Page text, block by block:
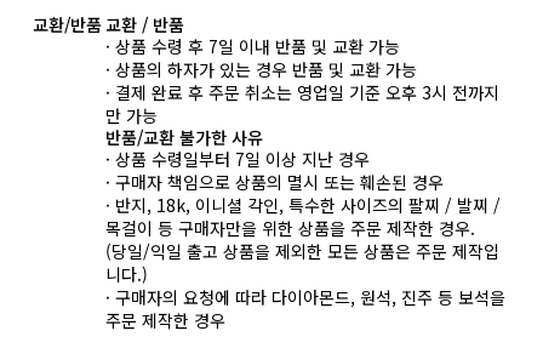
교환/반품 교환 / 반품
· 상품 수령 후 7일 이내 반품 및 교환 가능
· 상품의 하자가 있는 경우 반품 및 교환 가능
· 결제 완료 후 주문 취소는 영업일 기준 오후 3시 전까지
만 가능
반품/교환 불가한 사유
· 상품 수령일부터 7일 이상 지난 경우
· 구매자 책임으로 상품의 멸시 또는 훼손된 경우
· 반지, 18k, 이니셜 각인, 특수한 사이즈의 팔찌 / 발찌 /
목걸이 등 구매자만을 위한 상품을 주문 제작한 경우.
(당일/익일 출고 상품을 제외한 모든 상품은 주문 제작입
니다.)
· 구매자의 요청에 따라 다이아몬드, 원석, 진주 등 보석을
주문 제작한 경우